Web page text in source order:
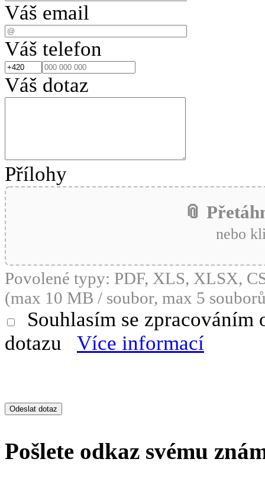
Váš email
Váš telefon
Váš dotaz
Přílohy
📎
nebo
Povolené typy: PDF, XLS, XLSX,
(max 10 MB / soubor, max 5
Souhlasím se
dotazu
Více informací
Pošlete odkaz svému